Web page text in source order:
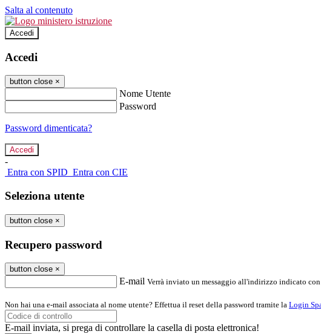
Salta al contenuto
Accedi
Accedi
button close ×
Nome Utente
Password
Password dimenticata?
-
Entra con SPID Entra con CIE
Seleziona utente
button close ×
Recupero password
button close ×
E-mail Verrà inviato un messaggio all'indirizzo indicato
Non hai una e-mail associata al nome utente? Effettua il reset della password tramite la Login
E-mail inviata, si prega di controllare la casella di posta elettronica!